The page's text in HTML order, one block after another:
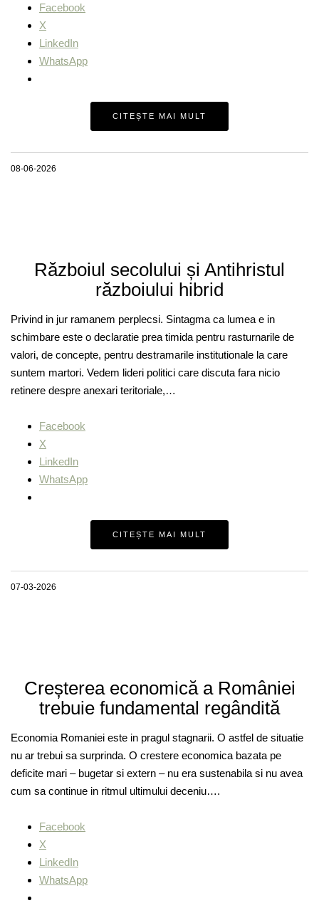
Facebook
X
LinkedIn
WhatsApp
CITEȘTE MAI MULT
08-06-2026
Războiul secolului și Antihristul
războiului hibrid
Privind in jur ramanem perplecsi. Sintagma ca lumea e in
schimbare este o declaratie prea timida pentru rasturnarile de
valori, de concepte, pentru destramarile institutionale la care
suntem martori. Vedem lideri politici care discuta fara nicio
retinere despre anexari teritoriale,…
Facebook
X
LinkedIn
WhatsApp
CITEȘTE MAI MULT
07-03-2026
Creșterea economică a României
trebuie fundamental regândită
Economia Romaniei este in pragul stagnarii. O astfel de situatie
nu ar trebui sa surprinda. O crestere economica bazata pe
deficite mari – bugetar si extern – nu era sustenabila si nu avea
cum sa continue in ritmul ultimului deceniu….
Facebook
X
LinkedIn
WhatsApp